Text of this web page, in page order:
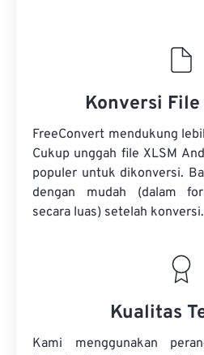
Konversi File
FreeConvert mendukung
Cukup unggah file XLSM
populer untuk dikonversi.
dengan mudah (dalam
secara luas) setelah konversi.
Kualitas
Kami menggunakan